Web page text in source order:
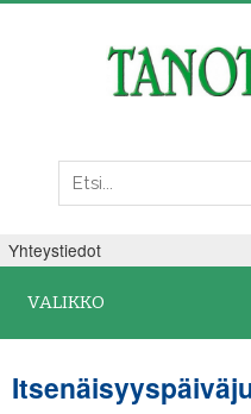
Yhteystiedot
VALIKKO